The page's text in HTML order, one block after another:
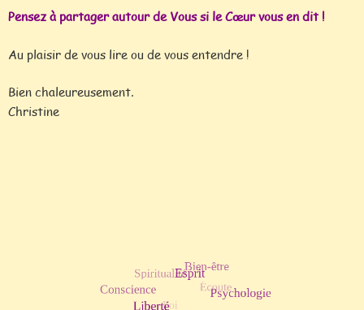
Pensez à partager autour de Vous si le Cœur vous en dit !
Au plaisir de vous lire ou de vous entendre !
Bien chaleureusement.
Christine